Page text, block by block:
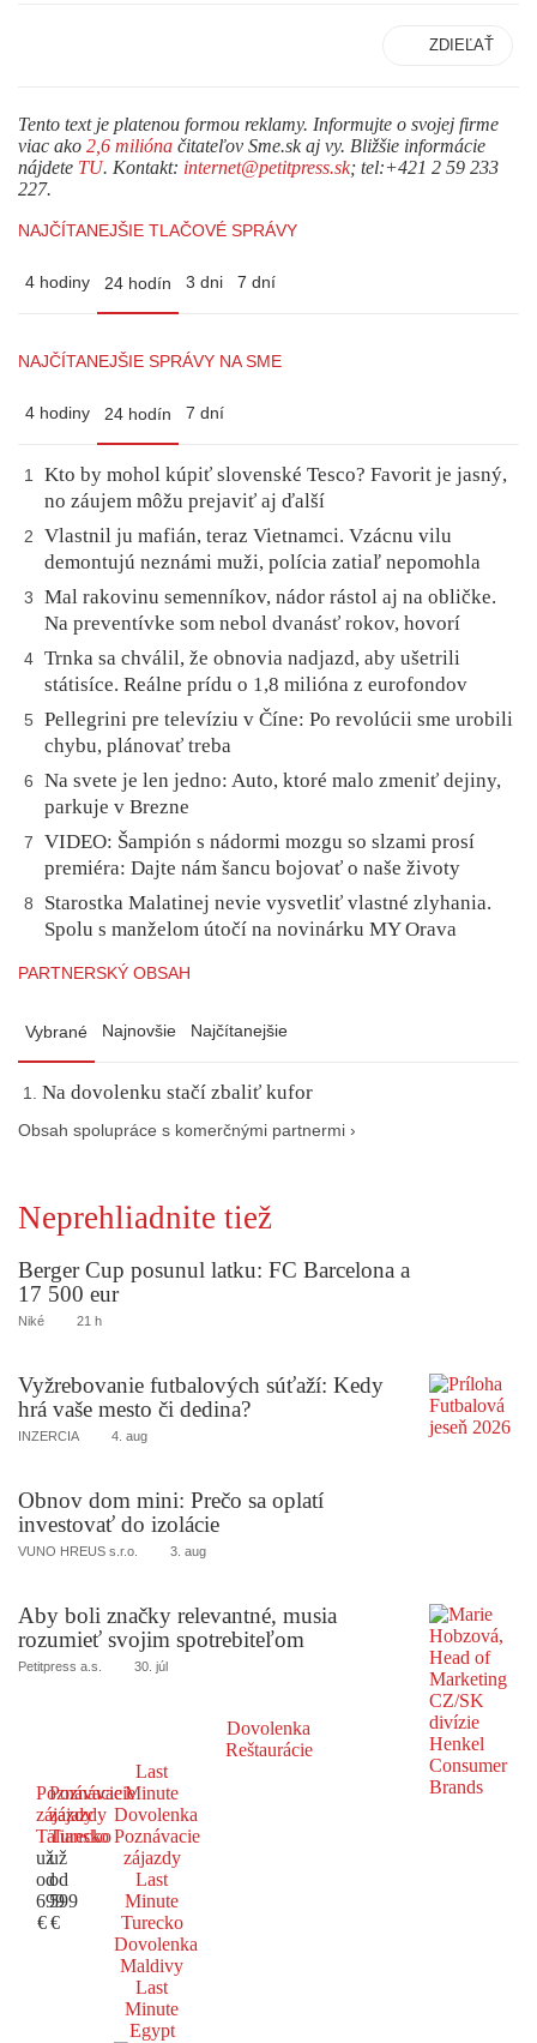
ZDIEĽAŤ
Tento text je platenou formou reklamy. Informujte o svojej firme
viac ako 2,6 milióna čitateľov Sme.sk aj vy. Bližšie informácie
nájdete TU. Kontakt: internet@petitpress.sk; tel:+421 2 59 233
227.
NAJČÍTANEJŠIE TLAČOVÉ SPRÁVY
4 hodiny 24 hodín 3 dni 7 dní
NAJČÍTANEJŠIE SPRÁVY NA SME
4 hodiny 24 hodín 7 dní
1
Kto by mohol kúpiť slovenské Tesco? Favorit je jasný,
no záujem môžu prejaviť aj ďalší
2
Vlastnil ju mafián, teraz Vietnamci. Vzácnu vilu
demontujú neznámi muži, polícia zatiaľ nepomohla
3
Mal rakovinu semenníkov, nádor rástol aj na obličke.
Na preventívke som nebol dvanásť rokov, hovorí
4 Trnka sa chválil, že obnovia nadjazd, aby ušetrili
státisíce. Reálne prídu o 1,8 milióna z eurofondov
5
Pellegrini pre televíziu v Číne: Po revolúcii sme urobili
chybu, plánovať treba
6
Na svete je len jedno: Auto, ktoré malo zmeniť dejiny,
parkuje v Brezne
7
VIDEO: Šampión s nádormi mozgu so slzami prosí
premiéra: Dajte nám šancu bojovať o naše životy
8
Starostka Malatinej nevie vysvetliť vlastné zlyhania.
Spolu s manželom útočí na novinárku MY Orava
PARTNERSKÝ OBSAH
Vybrané Najnovšie Najčítanejšie
Na dovolenku stačí zbaliť kufor
Obsah spolupráce s komerčnými partnermi ›
Neprehliadnite tiež
Berger Cup posunul latku: FC Barcelona a
17 500 eur
Niké 21 h
Vyžrebovanie futbalových súťaží: Kedy
hrá vaše mesto či dedina?
INZERCIA 4. aug
Obnov dom mini: Prečo sa oplatí
investovať do izolácie
VUNO HREUS s.r.o. 3. aug
Aby boli značky relevantné, musia
rozumieť svojim spotrebiteľom
Petitpress a.s. 30. júl
Dovolenka
Reštaurácie
Poznávacie
zájazdy
Taliansko
už
od
699
€
Poznávacie
zájazdy
Turecko
už
od
599
€
Last
Minute
Dovolenka
Poznávacie
zájazdy
Last
Minute
Turecko
Dovolenka
Maldivy
Last
Minute
Egypt